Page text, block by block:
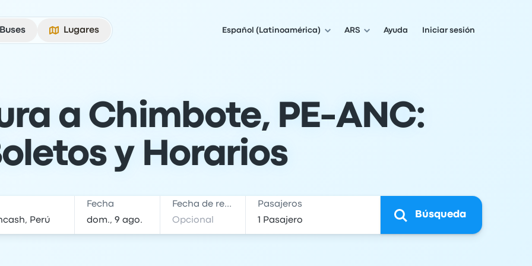
Buses
Lugares Español (Latinoamérica) ARS Ayuda Iniciar sesión
a Chimbote, PE-ANC:
y Horarios
Fecha Fecha de regreso Pasajeros
Búsqueda